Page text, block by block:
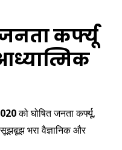
जनता कर्फ्यू
को घोषित जनता कर्फ्यू,
भरा वैज्ञानिक और